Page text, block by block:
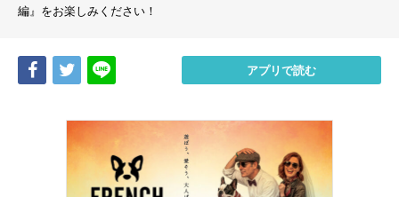
編』をお楽しみください！
Share Tweet アプリで読む